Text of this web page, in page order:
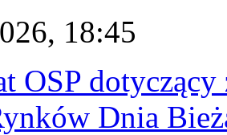
18:45
OSP dotyczący
Dnia